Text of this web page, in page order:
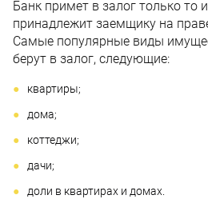
Банк примет в залог только то
принадлежит заемщику на
Самые популярные виды
берут в залог, следующие:
квартиры;
дома;
коттеджи;
дачи;
доли в квартирах и домах.